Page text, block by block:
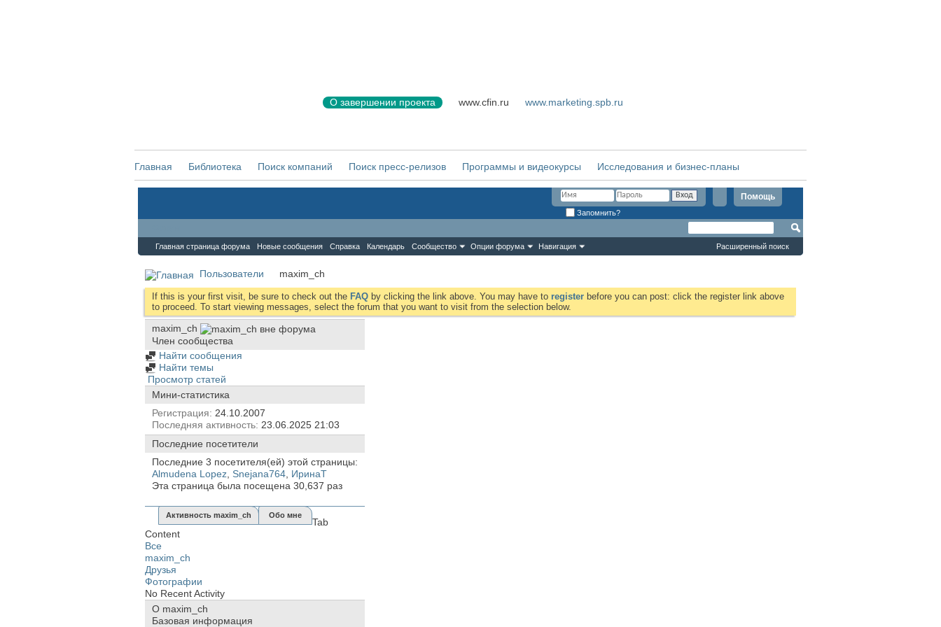
О завершении проекта www.cfin.ru www.marketing.spb.ru
Главная Библиотека Поиск компаний Поиск пресс-релизов Программы и видеокурсы Исследования и бизнес-планы
Помощь
Запомнить?
Главная страница форума Новые сообщения Справка Календарь Сообщество Опции форума Навигация Расширенный поиск
Пользователи maxim_ch
If this is your first visit, be sure to check out the FAQ by clicking the link above. You may have to register before you can post: click the register link above
to proceed. To start viewing messages, select the forum that you want to visit from the selection below.
maxim_ch
Член сообщества
Найти сообщения
Найти темы
Просмотр статей
Мини-статистика
Регистрация
24.10.2007
Последняя активность 23.06.2025 21:03
Последние посетители
Последние 3 посетителя(ей) этой страницы:
Almudena Lopez Snejana764 ИринаТ
Эта страница была посещена 30,637 раз
Активность maxim_ch Обо мне
Tab
Content
Все
maxim_ch
Друзья
Фотографии
No Recent Activity
О maxim_ch
Базовая информация